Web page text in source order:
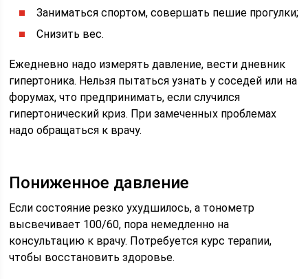
Заниматься спортом, совершать пешие прогулки;
Снизить вес.
Ежедневно надо измерять давление, вести дневник
гипертоника. Нельзя пытаться узнать у соседей или на
форумах, что предпринимать, если случился
гипертонический криз. При замеченных проблемах
надо обращаться к врачу.
Пониженное давление
Если состояние резко ухудшилось, а тонометр
высвечивает 100/60, пора немедленно на
консультацию к врачу. Потребуется курс терапии,
чтобы восстановить здоровье.